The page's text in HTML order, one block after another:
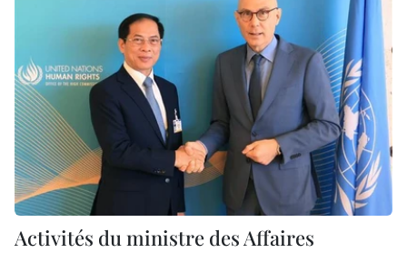
Activités du ministre des Affaires